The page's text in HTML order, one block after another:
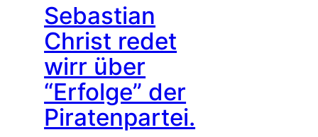
Sebastian
Christ redet
wirr über
“Erfolge” der
Piratenpartei.